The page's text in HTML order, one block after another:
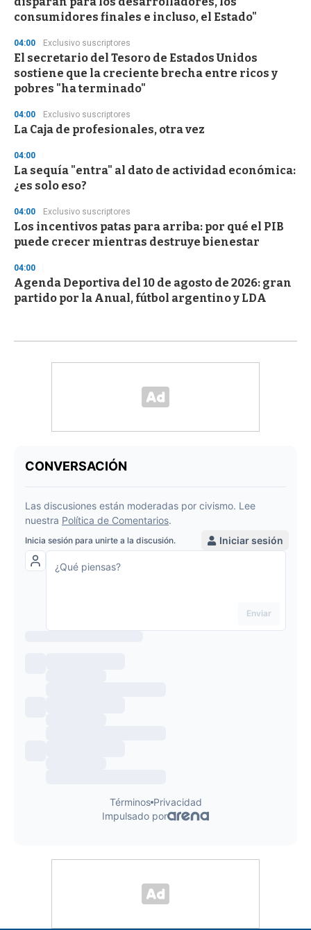
consumidores finales e incluso, el Estado"
04:00 Exclusivo suscriptores
El secretario del Tesoro de Estados Unidos
sostiene que la creciente brecha entre ricos y
pobres "ha terminado"
04:00 Exclusivo suscriptores
La Caja de profesionales, otra vez
04:00
La sequía "entra" al dato de actividad económica:
¿es solo eso?
04:00 Exclusivo suscriptores
Los incentivos patas para arriba: por qué el PIB
puede crecer mientras destruye bienestar
04:00
Agenda Deportiva del 10 de agosto de 2026: gran
partido por la Anual, fútbol argentino y LDA